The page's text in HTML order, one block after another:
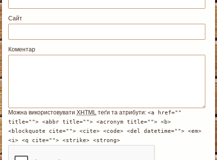
Сайт
Коментар
Можна використовуватиXHTML теґи та атрибути:<a href=""
title=""> <abbr title=""> <acronym title=""> <b>
<blockquote cite=""> <cite> <code> <del datetime=""> <em>
<i> <q cite=""> <strike> <strong>